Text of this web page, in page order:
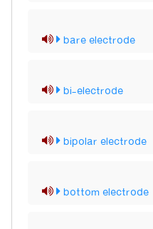
bare electrode
bi-electrode
bipolar electrode
bottom electrode